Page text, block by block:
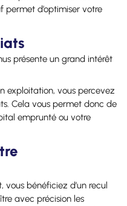
permet d’optimiser votre
présente un grand intérêt
exploitation, vous percevez
Cela vous permet donc de
emprunté ou votre
vous bénéficiez d’un recul
avec précision les